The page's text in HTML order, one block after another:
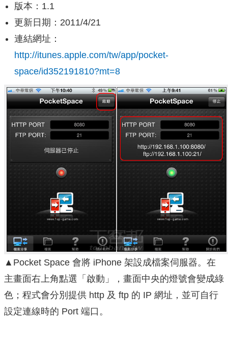
版本：1.1
更新日期：2011/4/21
連結網址：
http://itunes.apple.com/tw/app/pocket-
space/id352191810?mt=8
▲Pocket Space 會將 iPhone 架設成檔案伺服器。在
主畫面右上角點選「啟動」，畫面中央的燈號會變成綠
色；程式會分別提供 http 及 ftp 的 IP 網址，並可自行
設定連線時的 Port 端口。